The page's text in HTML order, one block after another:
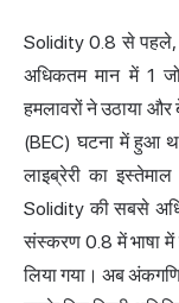
Solidity 0.8 से
अधिकतम मान में 1
हमलावरों ने उठाया
(BEC) घटना में हुआ
लाइब्रेरी का
Solidity की सबसे
संस्करण 0.8 में भाषा
लिया गया। अब